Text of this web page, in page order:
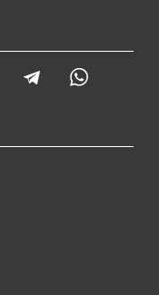
LinkedIn Telegram